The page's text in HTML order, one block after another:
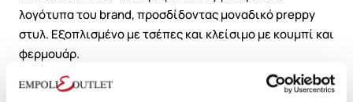
λογότυπα του brand, προσδίδοντας μοναδικό preppy
στυλ. Εξοπλισμένο με τσέπες και κλείσιμο με κουμπί και
φερμουάρ.
Ιδανικό για casual εμφανίσεις με χαρακτήρα,